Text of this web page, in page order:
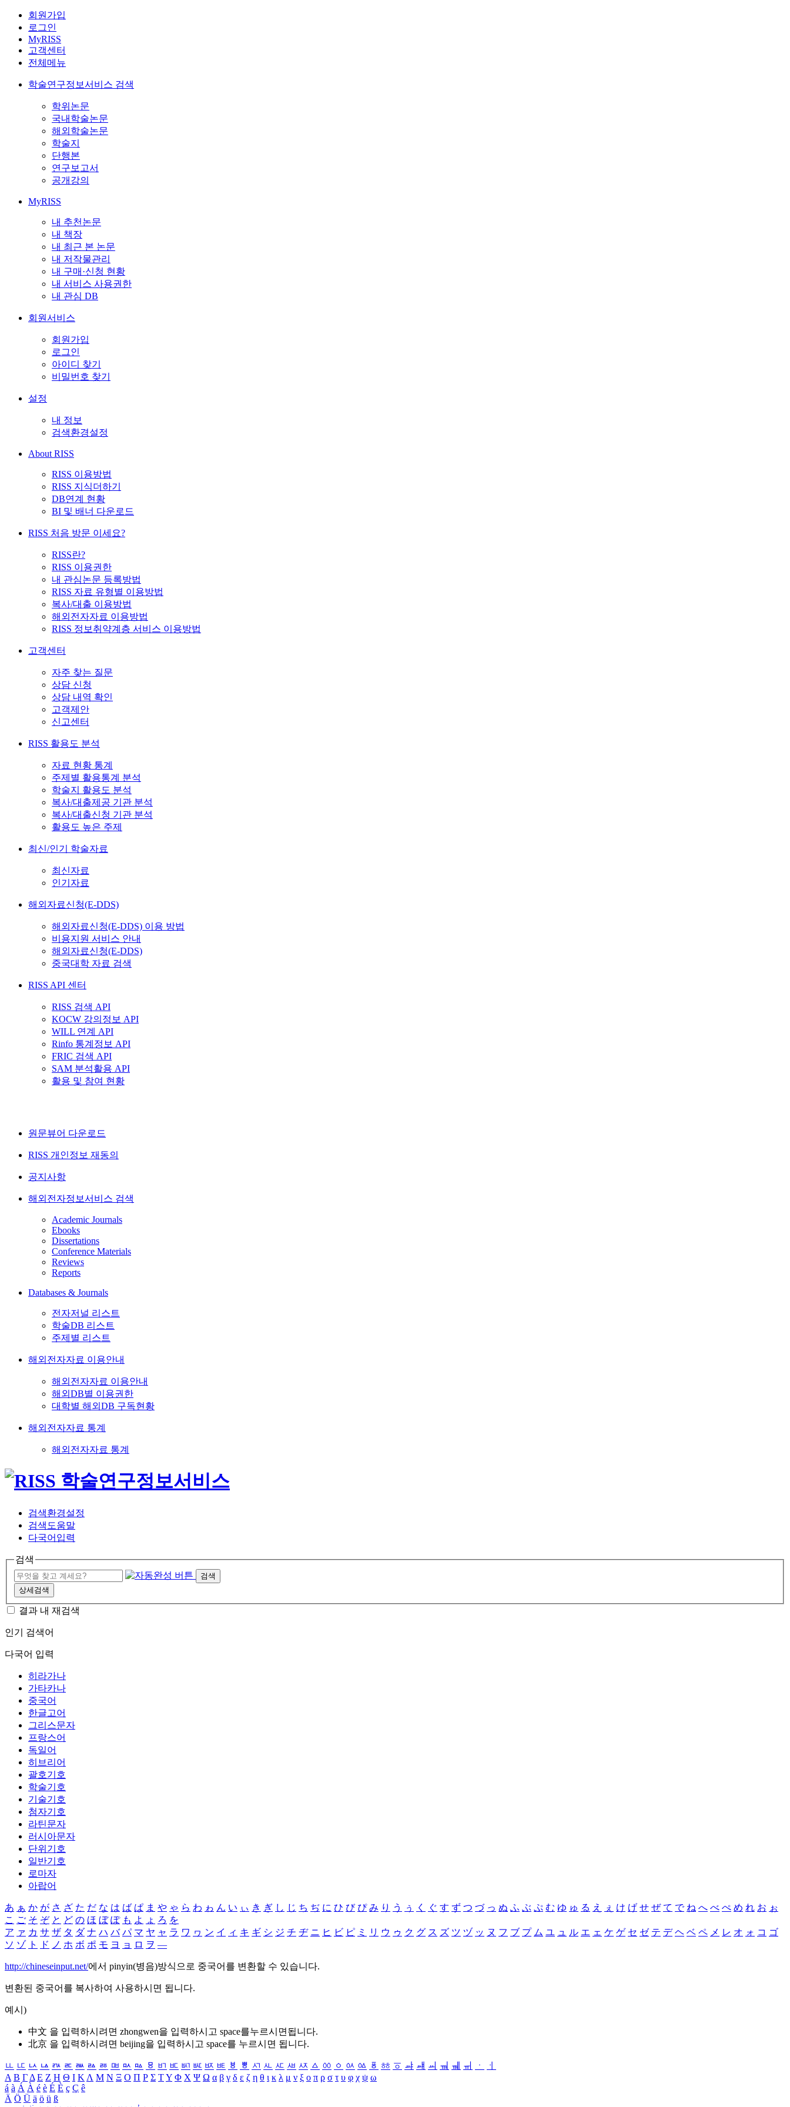
회원가입
로그인
MyRISS
고객센터
전체메뉴
학술연구정보서비스 검색
학위논문
국내학술논문
해외학술논문
학술지
단행본
연구보고서
공개강의
MyRISS
내 추천논문
내 책장
내 최근 본 논문
내 저작물관리
내 구매·신청 현황
내 서비스 사용권한
내 관심 DB
회원서비스
회원가입
로그인
아이디 찾기
비밀번호 찾기
설정
내 정보
검색환경설정
About RISS
RISS 이용방법
RISS 지식더하기
DB연계 현황
BI 및 배너 다운로드
RISS 처음 방문 이세요?
RISS란?
RISS 이용권한
내 관심논문 등록방법
RISS 자료 유형별 이용방법
복사/대출 이용방법
해외전자자료 이용방법
RISS 정보취약계층 서비스 이용방법
고객센터
자주 찾는 질문
상담 신청
상담 내역 확인
고객제안
신고센터
RISS 활용도 분석
자료 현황 통계
주제별 활용통계 분석
학술지 활용도 분석
복사/대출제공 기관 분석
복사/대출신청 기관 분석
활용도 높은 주제
최신/인기 학술자료
최신자료
인기자료
해외자료신청(E-DDS)
해외자료신청(E-DDS) 이용 방법
비용지원 서비스 안내
해외자료신청(E-DDS)
중국대학 자료 검색
RISS API 센터
RISS 검색 API
KOCW 강의정보 API
WILL 연계 API
Rinfo 통계정보 API
FRIC 검색 API
SAM 분석활용 API
활용 및 참여 현황
원문뷰어 다운로드
RISS 개인정보 재동의
공지사항
해외전자정보서비스 검색
Academic Journals
Ebooks
Dissertations
Conference Materials
Reviews
Reports
Databases & Journals
전자저널 리스트
학술DB 리스트
주제별 리스트
해외전자자료 이용안내
해외전자자료 이용안내
해외DB별 이용권한
대학별 해외DB 구독현황
해외전자자료 통계
해외전자자료 통계
검색환경설정
검색도움말
다국어입력
검색
검색
상세검색
결과 내 재검색
인기 검색어
다국어 입력
히라가나
가타카나
중국어
한글고어
그리스문자
프랑스어
독일어
히브리어
괄호기호
학술기호
기술기호
첨자기호
라틴문자
러시아문자
단위기호
일반기호
로마자
아랍어
あ ぁ か が さ ざ た だ な は ば ぱ ま や ゃ ら わ ゎ ん い ぃ き ぎ し じ ち ぢ に ひ び ぴ み り う ぅ く ぐ す ず つ づ っ ぬ ふ ぶ ぷ む ゆ ゅ る え ぇ け げ せ ぜ て で ね へ べ ぺ め れ お ぉ
こ ご そ ぞ と ど の ほ ぼ ぽ も よ ょ ろ を
ア ァ カ サ ザ タ ダ ナ ハ バ パ マ ヤ ャ ラ ワ ヮ ン イ ィ キ ギ シ ジ チ ヂ ニ ヒ ビ ピ ミ リ ウ ゥ ク グ ス ズ ツ ヅ ッ ヌ フ ブ プ ム ユ ュ ル エ ェ ケ ゲ セ ゼ テ デ ヘ ベ ペ メ レ オ ォ コ ゴ
ソ ゾ ト ド ノ ホ ボ ポ モ ヨ ョ ロ ヲ ―
http://chineseinput.net/에서 pinyin(병음)방식으로 중국어를 변환할 수 있습니다.
변환된 중국어를 복사하여 사용하시면 됩니다.
예시)
中文 을 입력하시려면 zhongwen을 입력하시고 space를누르시면됩니다.
北京 을 입력하시려면 beijing을 입력하시고 space를 누르시면 됩니다.
ㅥ ㅦ ㅧ ㅨ ㅩ ㅪ ㅫ ㅬ ㅭ ㅮ ㅯ ㅰ ㅱ ㅲ ㅳ ㅴ ㅵ ㅶ ㅷ ㅸ ㅹ ㅺ ㅻ ㅼ ㅽ ㅾ ㅿ ㆀ ㆁ ㆂ ㆃ ㆄ ㆅ ㆆ ㆇ ㆈ ㆉ ㆊ ㆋ ㆌ ㆍ
ㆎ
Α Β ΓΔ Ε Ζ Η Θ Ι ΚΛ Μ Ν Ξ Ο Π Ρ Σ ΤΥ Φ Χ Ψ Ω α β γ δ ε ζ η θ ι κ λ μ ν ξ ο π ρ σ τ υ φ χ ψ ω
á à Á À é è É È ç Ç ê
Ä Ö Ü ä ö ü ß